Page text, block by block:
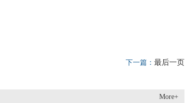
下一篇： 最后一页
More+